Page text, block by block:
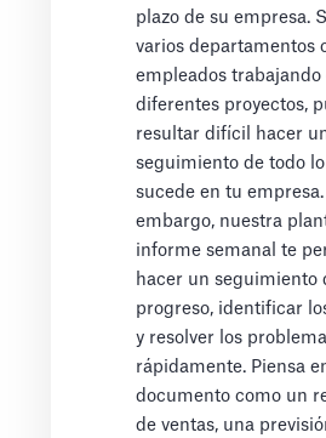
plazo de su empresa.
varios departamentos
empleados trabajando
diferentes proyectos,
resultar difícil hacer
seguimiento de todo
sucede en tu
embargo, nuestra
informe semanal te
hacer un seguimiento
progreso, identificar
y resolver los
rápidamente. Piensa
documento como un
de ventas, una